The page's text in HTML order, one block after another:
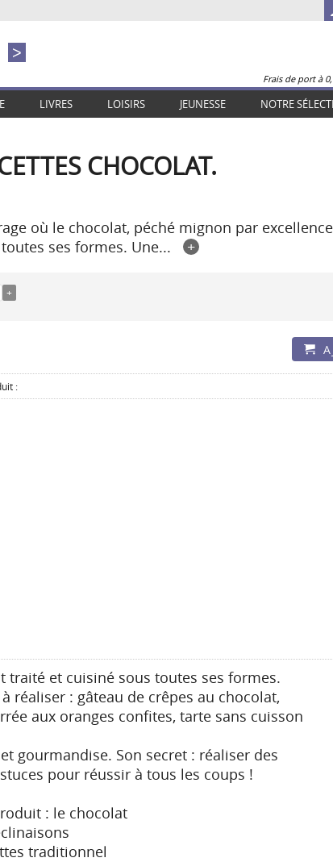
Frais de port à
LIVRES LOISIRS JEUNESSE NOTRE
CHOCOLAT.
où le chocolat, péché mignon par
ses formes. Une...
+
+
:
traité et cuisiné sous toutes ses formes.
réaliser : gâteau de crêpes au chocolat,
aux oranges confites, tarte sans cuisson
gourmandise. Son secret : réaliser des
pour réussir à tous les coups !
: le chocolat
traditionnel